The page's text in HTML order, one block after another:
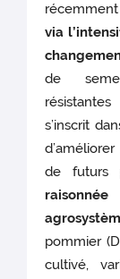
récemment
via
de
s’inscrit
de futurs
pommier
cultivé,